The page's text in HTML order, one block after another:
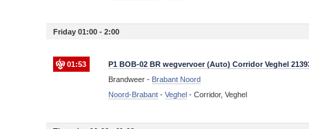
Friday 01:00 - 2:00
01:53
P1 BOB-02 BR wegvervoer (Auto) Corridor Veghel
Brandweer - Brabant Noord
Noord-Brabant -Veghel -Corridor, Veghel